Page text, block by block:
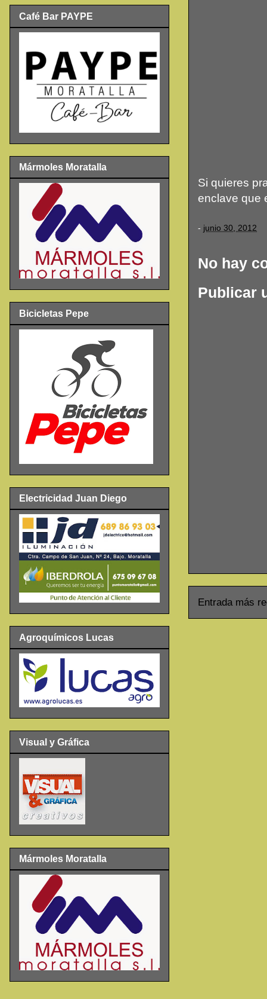
Si quieres
enclave que
- junio 30, 2012
No hay
Publicar
Entrada más
Café Bar PAYPE
Mármoles Moratalla
Bicicletas Pepe
Electricidad Juan Diego
Agroquímicos Lucas
Visual y Gráfica
Mármoles Moratalla